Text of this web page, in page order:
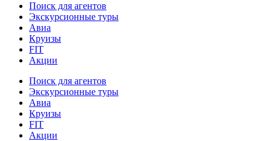
Поиск для агентов
Экскурсионные туры
Авиа
Круизы
FIT
Акции
Поиск для агентов
Экскурсионные туры
Авиа
Круизы
FIT
Акции